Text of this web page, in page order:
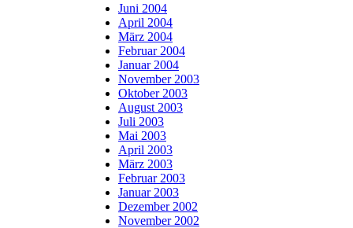
Juni 2004
April 2004
März 2004
Februar 2004
Januar 2004
November 2003
Oktober 2003
August 2003
Juli 2003
Mai 2003
April 2003
März 2003
Februar 2003
Januar 2003
Dezember 2002
November 2002